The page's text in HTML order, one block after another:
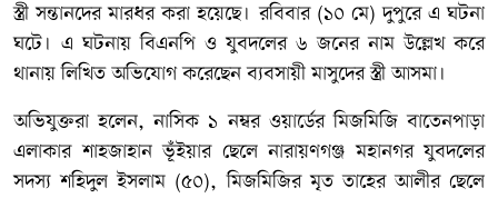
স্ত্রী সন্তানদের মারধর করা হয়েছে। রবিবার (১০ মে) দুপুরে এ ঘটনা
ঘটে। এ ঘটনায় বিএনপি ও যুবদলের ৬ জনের নাম উল্লেখ করে
থানায় লিখিত অভিযোগ করেছেন ব্যবসায়ী মাসুদের স্ত্রী আসমা।
অভিযুক্তরা হলেন, নাসিক ১ নম্বর ওয়ার্ডের মিজমিজি বাতেনপাড়া
এলাকার শাহজাহান ভূঁইয়ার ছেলে নারায়ণগঞ্জ মহানগর যুবদলের
সদস্য শহিদুল ইসলাম (৫০), মিজমিজির মৃত তাহের আলীর ছেলে